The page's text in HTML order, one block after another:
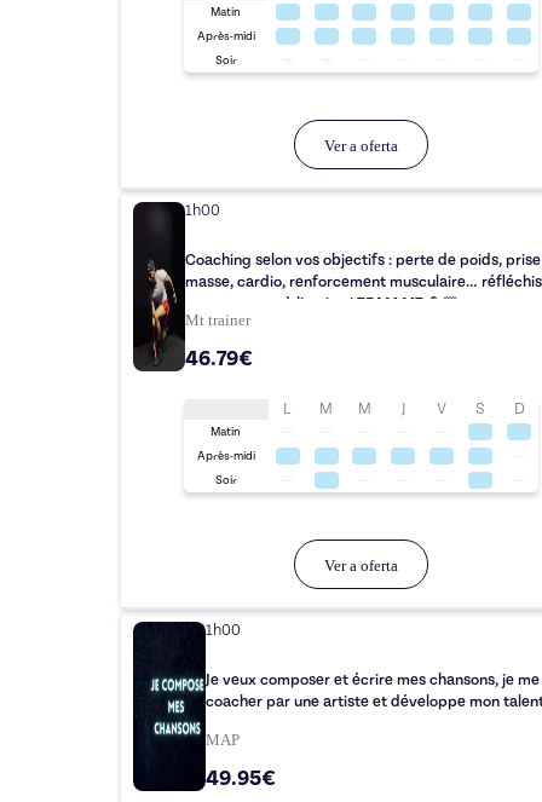
Matin
Après-midi
Soir
Ver a oferta
1h00
Coaching selon vos objectifs : perte de poids,
masse, cardio, renforcement musculaire…
pas et passez à l’action ! TEAM MT 💪🏼
Mt trainer
46.79€
L M M J V S D
Matin
Après-midi
Soir
Ver a oferta
1h00
Je veux composer et écrire mes chansons, je
coacher par une artiste et développe mon
MAP
49.95€